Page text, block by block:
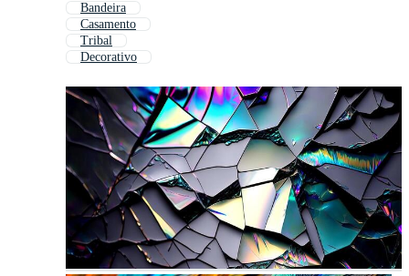
Bandeira
Casamento
Tribal
Decorativo